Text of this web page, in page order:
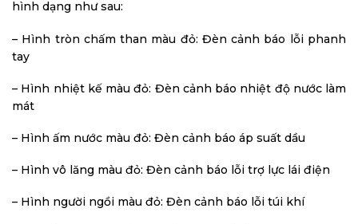
hình dạng như sau:
– Hình tròn chấm than màu đỏ: Đèn cảnh báo lỗi phanh
tay
– Hình nhiệt kế màu đỏ: Đèn cảnh báo nhiệt độ nước làm
mát
– Hình ấm nước màu đỏ: Đèn cảnh báo áp suất dầu
– Hình vô lăng màu đỏ: Đèn cảnh báo lỗi trợ lực lái điện
– Hình người ngồi màu đỏ: Đèn cảnh báo lỗi túi khí